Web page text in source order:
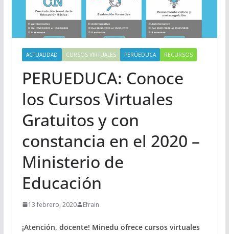
ACTUALIDAD CURSOS VIRTUALES PERÚEDUCA RECURSOS
PERUEDUCA: Conoce
los Cursos Virtuales
Gratuitos y con
constancia en el 2020 –
Ministerio de
Educación
13 febrero, 2020 Efrain
¡Atención, docente! Minedu ofrece cursos virtuales